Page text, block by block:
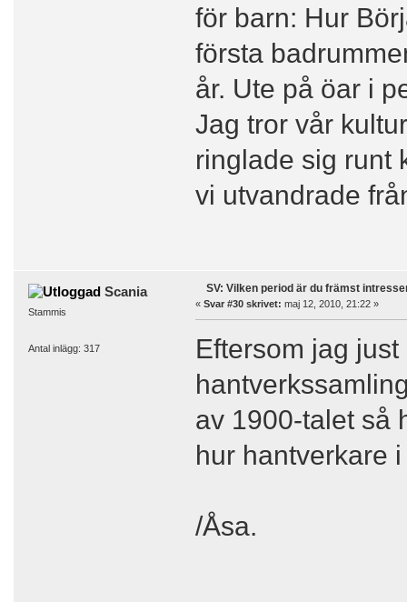
för barn: Hur
första
år. Ute på öar i
Jag tror vår
ringlade sig runt
vi utvandrade
Scania
Stammis
Antal inlägg: 317
SV: Vilken period är du främst
« Svar #30 skrivet: maj 12, 2010, 21:22 »
Eftersom jag
av 1900-talet så
hur hantverkare
/Åsa.